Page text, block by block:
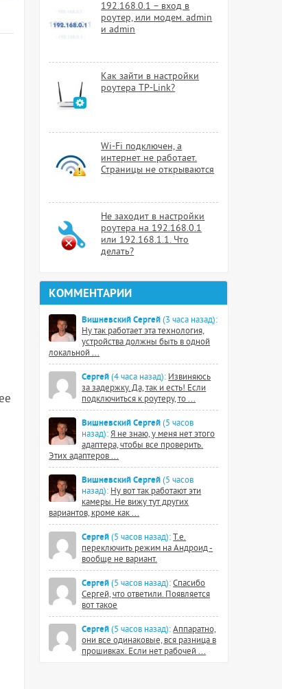
192.168.0.1 – вход в
роутер, или модем. admin
и admin
Как зайти в настройки
роутера TP-Link?
Wi-Fi подключен, а
интернет не работает.
Страницы не открываются
Не заходит в настройки
роутера на 192.168.0.1
или 192.168.1.1. Что
делать?
КОММЕНТАРИИ
Вишневский Сергей (3 часа назад):
Ну так работает эта технология,
устройства должны быть в одной
локальной ...
Сергей (4 часа назад): Извиняюсь
за задержку. Да, так и есть! Если
подключиться к роутеру, то ...
Вишневский Сергей (5 часов
назад): Я не знаю, у меня нет этого
адаптера, чтобы все проверить.
Этих адаптеров ...
Вишневский Сергей (5 часов
назад): Ну вот так работают эти
камеры. Не вижу тут других
вариантов, кроме как ...
Сергей (5 часов назад): Т.е.
переключить режим на Андроид -
вообще не вариант.
Сергей (5 часов назад): Спасибо
Сергей, что ответили. Появляется
вот такое
Сергей (5 часов назад): Аппаратно,
они все одинаковые, вся разница в
прошивках. Если нет рабочей ...